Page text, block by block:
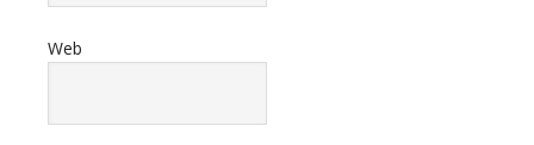
Web